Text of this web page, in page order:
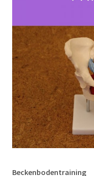
Beckenbodentraining